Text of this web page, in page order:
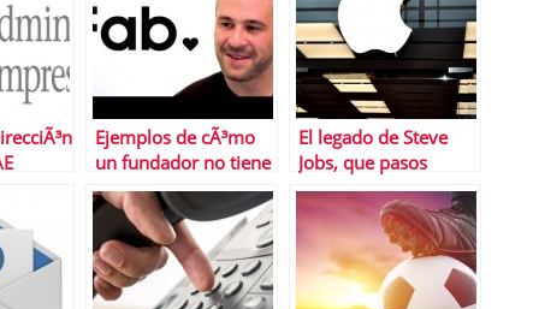
Ejemplos de cÃ³mo
un fundador no tiene
que ser
necesariamente un
buen CEO
El legado de Steve
Jobs, que pasos
seguir y cuÃ¡les no